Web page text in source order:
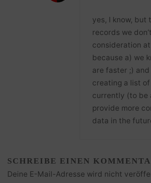
yes, I know, but
records we
consideration
because a) we
are faster ;) and
creating a list
currently (to be
provide more
data in the
SCHREIBE EINEN
Deine E-Mail-Adresse wird nicht